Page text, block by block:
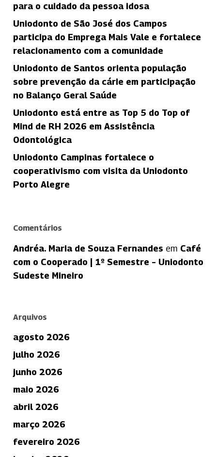
para o cuidado da pessoa idosa
Uniodonto de São José dos Campos
participa do Emprega Mais Vale e fortalece
relacionamento com a comunidade
Uniodonto de Santos orienta população
sobre prevenção da cárie em participação
no Balanço Geral Saúde
Uniodonto está entre as Top 5 do Top of
Mind de RH 2026 em Assistência
Odontológica
Uniodonto Campinas fortalece o
cooperativismo com visita da Uniodonto
Porto Alegre
Comentários
Andréa. Maria de Souza Fernandes em Café
com o Cooperado | 1º Semestre – Uniodonto
Sudeste Mineiro
Arquivos
agosto 2026
julho 2026
junho 2026
maio 2026
abril 2026
março 2026
fevereiro 2026